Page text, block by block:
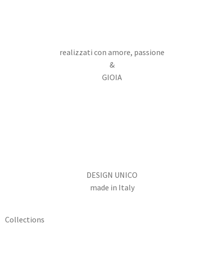
realizzati con amore, passione
&
GIOIA
DESIGN UNICO
made in Italy
Collections